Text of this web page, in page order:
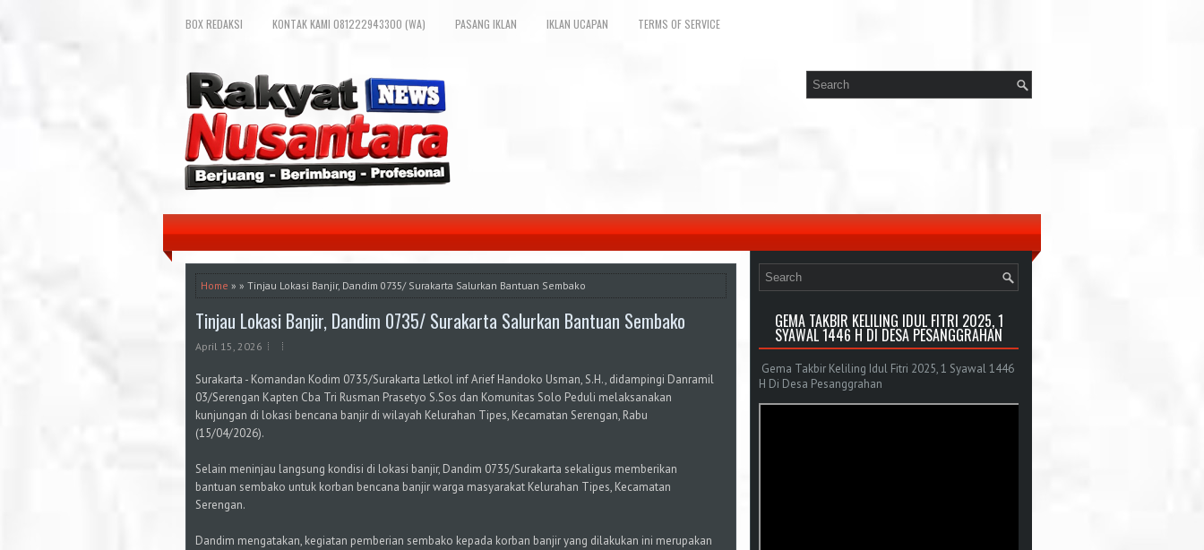
BOX REDAKSI KONTAK KAMI 081222943300 (WA) PASANG IKLAN IKLAN UCAPAN TERMS OF SERVICE
Home » » Tinjau Lokasi Banjir, Dandim 0735/ Surakarta Salurkan Bantuan Sembako
Tinjau Lokasi Banjir, Dandim 0735/ Surakarta Salurkan Bantuan Sembako
April 15, 2026
Surakarta - Komandan Kodim 0735/Surakarta Letkol inf Arief Handoko Usman, S.H., didampingi Danramil
03/Serengan Kapten Cba Tri Rusman Prasetyo S.Sos dan Komunitas Solo Peduli melaksanakan
kunjungan di lokasi bencana banjir di wilayah Kelurahan Tipes, Kecamatan Serengan, Rabu
(15/04/2026).
Selain meninjau langsung kondisi di lokasi banjir, Dandim 0735/Surakarta sekaligus memberikan
bantuan sembako untuk korban bencana banjir warga masyarakat Kelurahan Tipes, Kecamatan
Serengan.
Dandim mengatakan, kegiatan pemberian sembako kepada korban banjir yang dilakukan ini merupakan
GEMA TAKBIR KELILING IDUL FITRI 2025, 1
SYAWAL 1446 H DI DESA PESANGGRAHAN
Gema Takbir Keliling Idul Fitri 2025, 1 Syawal 1446
H Di Desa Pesanggrahan